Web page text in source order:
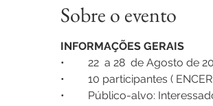
Sobre o evento
INFORMAÇÕES GERAIS
•	22  a 28  de Agosto de
•	10 participantes (
•	Público-alvo: